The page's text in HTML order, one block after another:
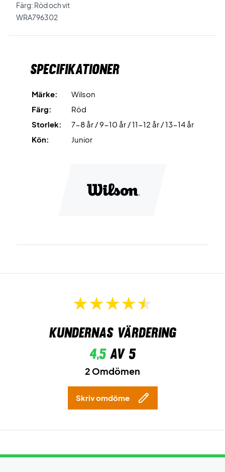
Färg: Röd och vit
WRA796302
Specifikationer
Märke:
Wilson
Färg:
Röd
Storlek:
7-8 år / 9-10 år / 11-12 år / 13-14 år
Kön:
Junior
Kundernas värdering
4,5av 5
2 Omdömen
Skriv omdöme